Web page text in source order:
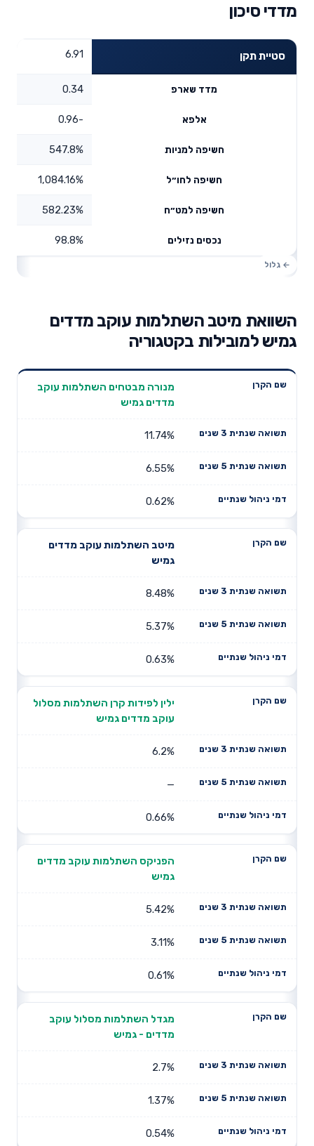
מדדי סיכון
סטיית תקן 6.91
מדד שארפ 0.34
אלפא -0.96
חשיפה למניות 547.8%
חשיפה לחו״ל 1,084.16%
חשיפה למט״ח 582.23%
נכסים נזילים 98.8%
השוואת מיטב השתלמות עוקב מדדים
גמיש למובילות בקטגוריה
שנתית 3
תשואה
דמי ניהול
מנורה מבטחים השתלמות עוקב
מדדים גמיש
11.74%
6.55%
0.62%
מיטב השתלמות עוקב מדדים
גמיש
8.48%
5.37%
0.63%
ילין לפידות קרן השתלמות מסלול
עוקב מדדים גמיש
6.2%
—
0.66%
הפניקס השתלמות עוקב מדדים
גמיש
5.42%
3.11%
0.61%
מגדל השתלמות מסלול עוקב
מדדים - גמיש
2.7%
1.37%
0.54%